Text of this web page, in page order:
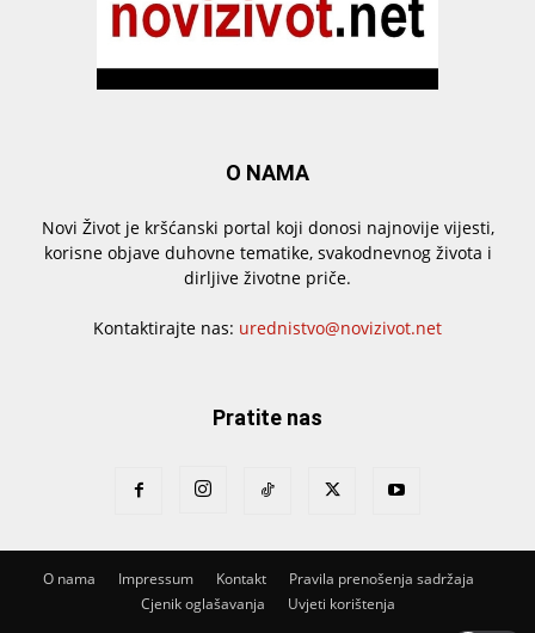
O NAMA
Novi Život je kršćanski portal koji donosi najnovije vijesti,
korisne objave duhovne tematike, svakodnevnog života i
dirljive životne priče.
Kontaktirajte nas: urednistvo@novizivot.net
Pratite nas
O nama Impressum Kontakt
Pravila prenošenja sadržaja
Cjenik oglašavanja
Uvjeti korištenja